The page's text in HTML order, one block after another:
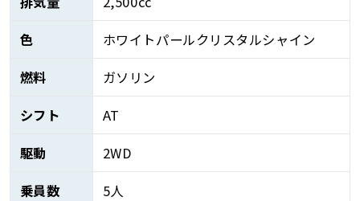
色
ホワイトパールクリスタルシャイン
燃料
ガソリン
シフト
AT
駆動
2WD
乗員数
5人